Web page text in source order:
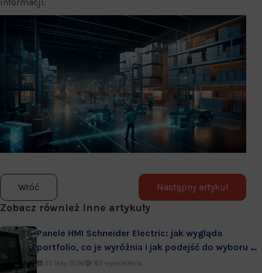
informacji.
Wróć Następny artykuł
Zobacz również inne artykuły
Panele HMI Schneider Electric: jak wygląda
portfolio, co je wyróżnia i jak podejść do wyboru w
praktyce
25 May 2026 162 wyświetlenia